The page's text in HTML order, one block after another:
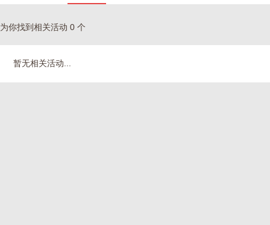
为你找到相关活动 0 个
暂无相关活动...